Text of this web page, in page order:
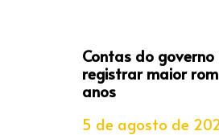
Contas do
registrar maior
anos
5 de agosto de